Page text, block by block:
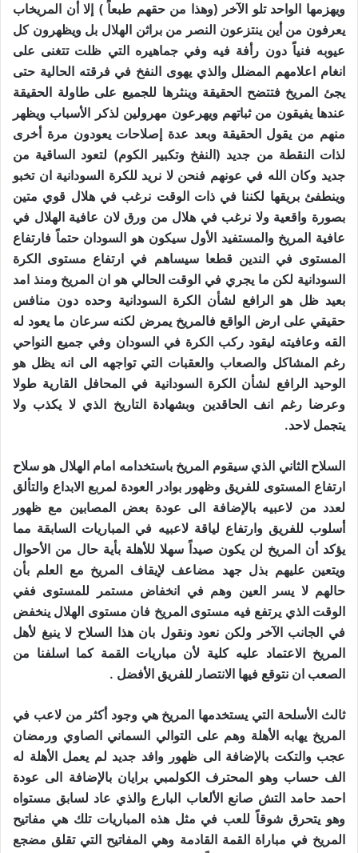
ويهزمها الواحد تلو الآخر (وهذا من حقهم طبعاً ) إلا أن المريخاب
يعرفون من أين ينتزعون النصر من براثن الهلال بل ويظهرون كل
عيوبه فنياً دون رأفة فيه وفي جماهيره التي ظلت تتغنى على
انغام اعلامهم المضلل والذي يهوى النفخ في فرقته الحالية حتى
يجئ المريخ فتتضح الحقيقة وينثرها للجميع على طاولة الحقيقة
عندها يفيقون من ثباتهم ويهرعون مهرولين لذكر الأسباب ويظهر
منهم من يقول الحقيقة وبعد عدة إصلاحات يعودون مرة أخرى
لذات النقطة من جديد (النفخ وتكبير الكوم) لتعود الساقية من
جديد وكان الله في عونهم فنحن لا نريد للكرة السودانية ان تخبو
وينطفئ بريقها لكننا في ذات الوقت نرغب في هلال قوي متين
بصورة واقعية ولا نرغب في هلال من ورق لان عافية الهلال في
عافية المريخ والمستفيد الأول سيكون هو السودان حتماً فارتفاع
المستوى في الندين قطعا سيساهم في ارتفاع مستوى الكرة
السودانية لكن ما يجري في الوقت الحالي هو ان المريخ ومنذ امد
بعيد ظل هو الرافع لشأن الكرة السودانية وحده دون منافس
حقيقي على ارض الواقع فالمريخ يمرض لكنه سرعان ما يعود له
القه وعافيته ليقود ركب الكرة في السودان وفي جميع النواحي
رغم المشاكل والصعاب والعقبات التي تواجهه الى انه يظل هو
الوحيد الرافع لشأن الكرة السودانية في المحافل القارية طولا
وعرضا رغم انف الحاقدين وبشهادة التاريخ الذي لا يكذب ولا
يتجمل لاحد.
السلاح الثاني الذي سيقوم المريخ باستخدامه امام الهلال هو سلاح
ارتفاع المستوى للفريق وظهور بوادر العودة لمربع الابداع والتألق
لعدد من لاعبيه بالإضافة الى عودة بعض المصابين مع ظهور
أسلوب للفريق وارتفاع لياقة لاعبيه في المباريات السابقة مما
يؤكد أن المريخ لن يكون صيداً سهلا للأهلة بأية حال من الأحوال
ويتعين عليهم بذل جهد مضاعف لإيقاف المريخ مع العلم بأن
حالهم لا يسر العين وهم في انخفاض مستمر للمستوى ففي
الوقت الذي يرتفع فيه مستوى المريخ فان مستوى الهلال ينخفض
في الجانب الآخر ولكن نعود ونقول بان هذا السلاح لا ينبغ لأهل
المريخ الاعتماد عليه كلية لأن مباريات القمة كما اسلفنا من
الصعب ان نتوقع فيها الانتصار للفريق الأفضل .
ثالث الأسلحة التي يستخدمها المريخ هي وجود أكثر من لاعب في
المريخ يهابه الأهلة وهم على التوالي السماني الصاوي ورمضان
عجب والتكت بالإضافة الى ظهور وافد جديد لم يعمل الأهلة له
الف حساب وهو المحترف الكولمبي برايان بالإضافة الى عودة
احمد حامد التش صانع الألعاب البارع والذي عاد لسابق مستواه
وهو يتحرق شوقاً للعب في مثل هذه المباريات تلك هي مفاتيح
المريخ في مباراة القمة القادمة وهي المفاتيح التي تقلق مضجع